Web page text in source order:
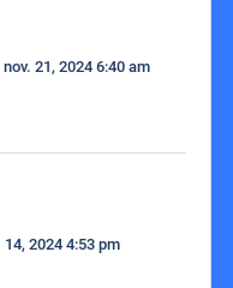
21, 2024 6:40 am
14, 2024 4:53 pm